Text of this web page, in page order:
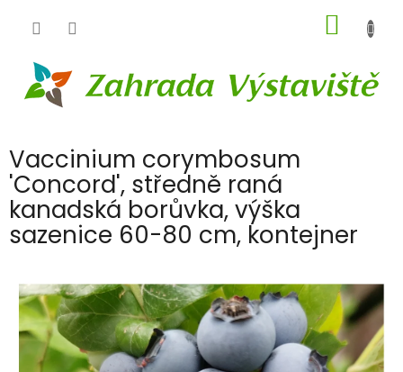
KOŠÍK
Vaccinium corymbosum
'Concord', středně raná
kanadská borůvka, výška
sazenice 60-80 cm, kontejner